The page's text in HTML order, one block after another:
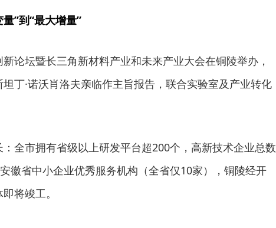
”到“最大增量”
论坛暨长三角新材料产业和未来产业大会在铜陵举办，
丁·诺沃肖洛夫亲临作主旨报告，联合实验室及产业转化
全市拥有省级以上研发平台超200个，高新技术企业总数
徽省中小企业优秀服务机构（全省仅10家），铜陵经开
将竣工。